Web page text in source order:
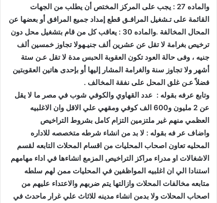
والماده 27 : يجب على المركز المختص أن يطلب من الجهات
القائمة على تـشغيل المرافـق قطع إمداد جميع المرافق أو بعضها عن
المحال المخالفة .والماده 30 : يعاقب كل من قام بتشغيل محل دون
ترخيص بغرامة لا تقل عن عشرين ألف جنيـهولا تجاوز خمسين ألف
جنيه ، وفى حالة العود تكون العقوبة الحبس مدة لا تقل عـن ستة
أشهر ولا تجاوز سنة والغرامة المشار إليها أو بإحدى هاتين العقوبتين
فضلاً عـن غلق المحل على نفقة المخالف .‬
عن 2 مليون و600 الف كوفي ومقهي علي الاقل وان الاغلبيه
العظمي منهم غير ملتزمين التزام كامل بشروط التراخيص‬
المحليه تعاون اصحاب المحليات من اقسام المحلات التابعه لقسم
الاشغالات او مدراء مراكز التراخيص المزمع انشاءها في اداء مهامهم
استنادا الي ان اغلبيه المواظفين في المحليات ممن لهم سلطه
متابعه مخالفات المحلات وازالتها يتم ضربهم والاعتداء عليهم من
اصحاب المحلات ولا بدمن انشاء مدينه للاثاث علي غرار ماحدث في